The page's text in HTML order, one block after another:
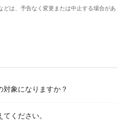
どは、予告なく変更または中止する場合があ
象になりますか？
ください。